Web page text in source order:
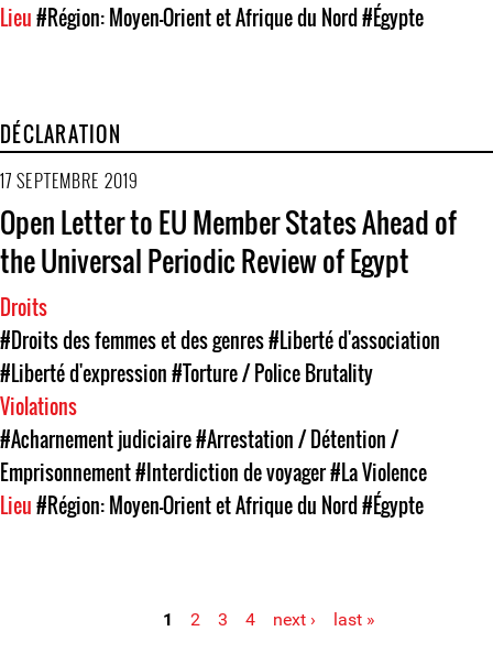
Lieu#Région: Moyen-Orient et Afrique du Nord#Égypte
DÉCLARATION
17 SEPTEMBRE 2019
Open Letter to EU Member States Ahead of
the Universal Periodic Review of Egypt
Droits
#Droits des femmes et des genres#Liberté d'association
#Liberté d'expression#Torture / Police Brutality
Violations
#Acharnement judiciaire#Arrestation / Détention /
Emprisonnement#Interdiction de voyager#La Violence
Lieu#Région: Moyen-Orient et Afrique du Nord#Égypte
1 2 3 4 next › last »